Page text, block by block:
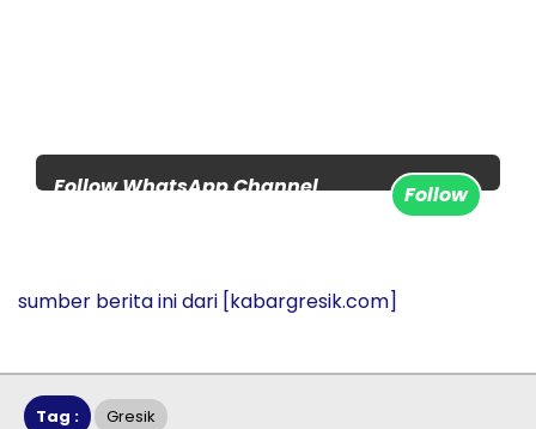
Follow WhatsApp Channel
Follow
sumber berita ini dari [kabargresik.com]
Tag : Gresik